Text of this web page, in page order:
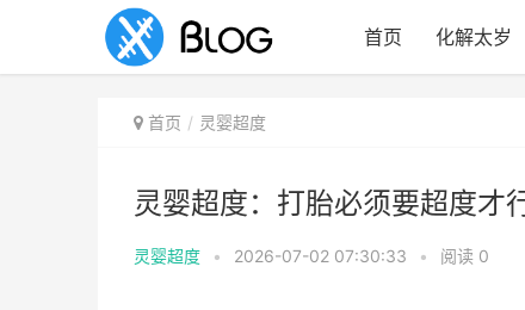
首页 化解太岁
首页 灵婴超度
灵婴超度：打胎必须要超度才
灵婴超度 • 2026-07-02 07:30:33 • 阅读 0